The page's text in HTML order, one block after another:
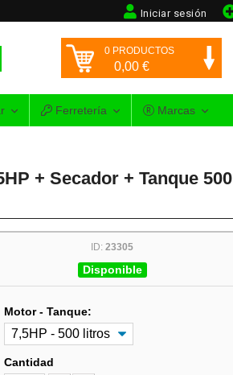
Iniciar sesión
0 PRODUCTOS
0,00 €
Ferretería Marcas
+ Secador + Tanque 500
ID:23305
Disponible
Motor - Tanque:
Cantidad